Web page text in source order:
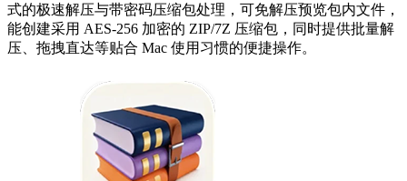
式的极速解压与带密码压缩包处理，可免解压预览包内文件，
能创建采用 AES-256 加密的 ZIP/7Z 压缩包，同时提供批量解
压、拖拽直达等贴合 Mac 使用习惯的便捷操作。